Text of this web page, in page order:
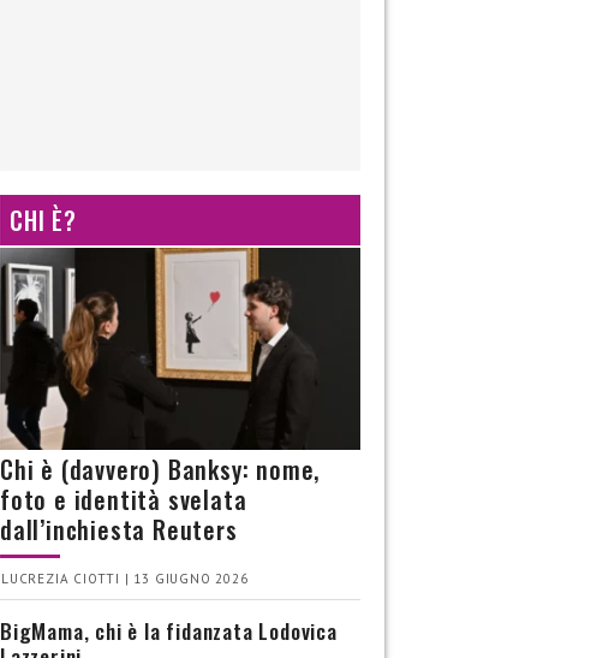
CHI È?
Chi è (davvero) Banksy: nome,
foto e identità svelata
dall’inchiesta Reuters
LUCREZIA CIOTTI | 13 GIUGNO 2026
BigMama, chi è la fidanzata Lodovica